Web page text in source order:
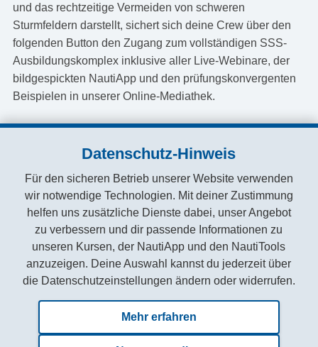
Datenschutz-Hinweis
Für den sicheren Betrieb unserer Website verwenden
wir notwendige Technologien. Mit deiner Zustimmung
helfen uns zusätzliche Dienste dabei, unser Angebot
zu verbessern und dir passende Informationen zu
unseren Kursen, der NautiApp und den NautiTools
anzuzeigen. Deine Auswahl kannst du jederzeit über
die Datenschutzeinstellungen ändern oder widerrufen.
Mehr erfahren
und das rechtzeitige Vermeiden von schweren
Sturmfeldern darstellt, sichert sich deine Crew über den
folgenden Button den Zugang zum vollständigen SSS-
Ausbildungskomplex inklusive aller Live-Webinare, der
bildgespickten NautiApp und den prüfungskonvergenten
Beispielen in unserer Online-Mediathek.
👉 Jetzt SSS Komplettkurs online buchen &
Kursplatz sichern